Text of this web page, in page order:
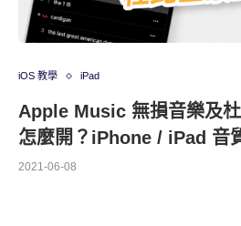
iOS 教學 iPad
Apple Music 無損音樂及
怎麼開？iPhone / iPad 音
2021-06-08